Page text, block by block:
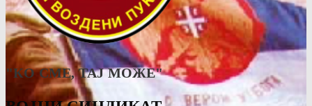
"КО СМЕ, ТАJ МОЖЕ"